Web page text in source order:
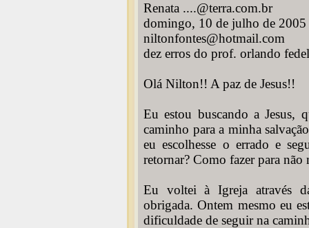
Renata ....@terra.com.br
domingo, 10 de julho de
niltonfontes@hotmail.com
dez erros do prof. orlando
Olá Nilton!! A paz de Jesus!!
Eu estou buscando a Jesus,
caminho para a minha
eu escolhesse o errado e
retornar? Como fazer para
Eu voltei à Igreja através
obrigada. Ontem mesmo eu
dificuldade de seguir na